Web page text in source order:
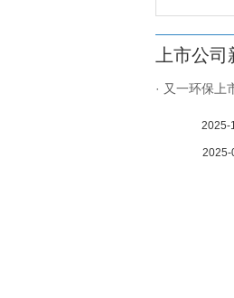
上市公司
· 又一环保上
2025-
2025-